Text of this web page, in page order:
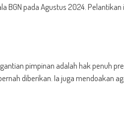
BGN pada Agustus 2024. Pelantikan
pimpinan adalah hak penuh
diberikan. Ia juga mendoakan